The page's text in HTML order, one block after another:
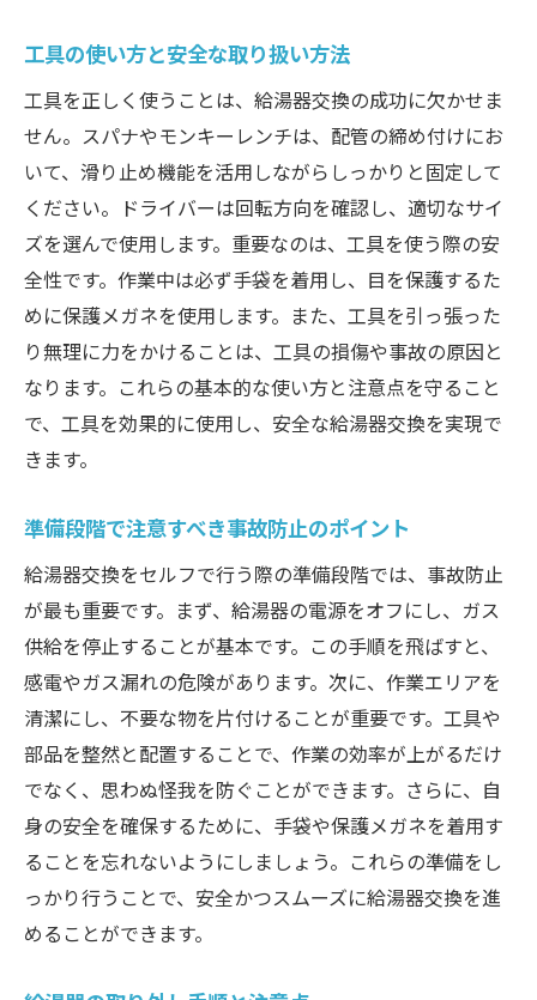
工具の使い方と安全な取り扱い方法
工具を正しく使うことは、給湯器交換の成功に欠かせま
せん。スパナやモンキーレンチは、配管の締め付けにお
いて、滑り止め機能を活用しながらしっかりと固定して
ください。ドライバーは回転方向を確認し、適切なサイ
ズを選んで使用します。重要なのは、工具を使う際の安
全性です。作業中は必ず手袋を着用し、目を保護するた
めに保護メガネを使用します。また、工具を引っ張った
り無理に力をかけることは、工具の損傷や事故の原因と
なります。これらの基本的な使い方と注意点を守ること
で、工具を効果的に使用し、安全な給湯器交換を実現で
きます。
準備段階で注意すべき事故防止のポイント
給湯器交換をセルフで行う際の準備段階では、事故防止
が最も重要です。まず、給湯器の電源をオフにし、ガス
供給を停止することが基本です。この手順を飛ばすと、
感電やガス漏れの危険があります。次に、作業エリアを
清潔にし、不要な物を片付けることが重要です。工具や
部品を整然と配置することで、作業の効率が上がるだけ
でなく、思わぬ怪我を防ぐことができます。さらに、自
身の安全を確保するために、手袋や保護メガネを着用す
ることを忘れないようにしましょう。これらの準備をし
っかり行うことで、安全かつスムーズに給湯器交換を進
めることができます。